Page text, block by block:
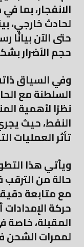
الانفجار، بما
لحادث خارجي،
حتى الآن بيانًا
حجم الأضرار
وفي السياق
السلطنة مع
نظرًا لأهمية
النفط، حيث
تأثر العمليات
ويأتي هذا
حالة من
مع متابعة
حركة الإمدادات
المقبلة، خاصة
لممرات الشحن